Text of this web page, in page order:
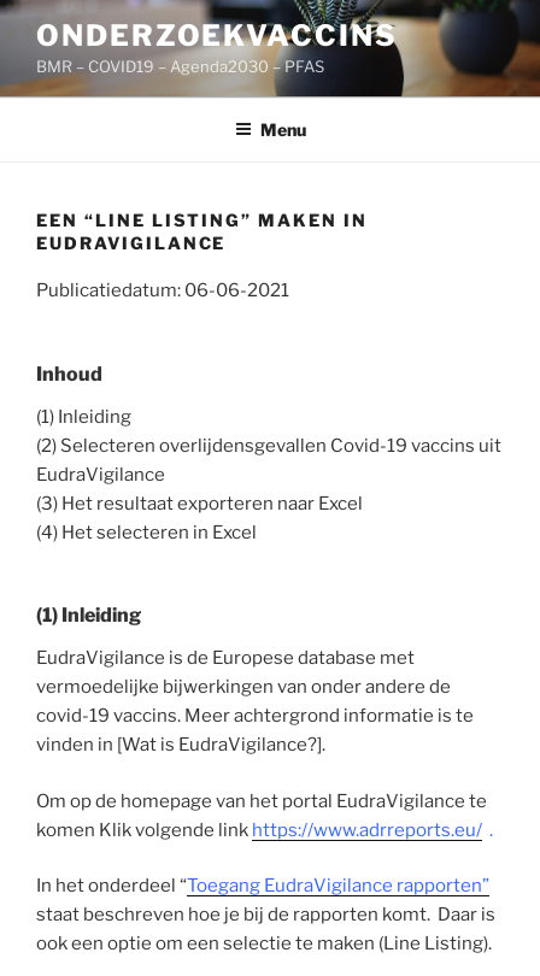
Ga
inhoud
ONDERZOEKVACCINS
BMR – COVID19 – Agenda2030 – PFAS
Menu
EEN “LINE LISTING” MAKEN IN
EUDRAVIGILANCE
Publicatiedatum: 06-06-2021
Inhoud
(1) Inleiding
(2) Selecteren overlijdensgevallen Covid-19 vaccins uit
EudraVigilance
(3) Het resultaat exporteren naar Excel
(4) Het selecteren in Excel
(1) Inleiding
EudraVigilance is de Europese database met
vermoedelijke bijwerkingen van onder andere de
covid-19 vaccins. Meer achtergrond informatie is te
vinden in [Wat is EudraVigilance?].
Om op de homepage van het portal EudraVigilance te
komen Klik volgende link https://www.adrreports.eu/ .
In het onderdeel “Toegang EudraVigilance rapporten”
staat beschreven hoe je bij de rapporten komt. Daar is
ook een optie om een selectie te maken (Line Listing).